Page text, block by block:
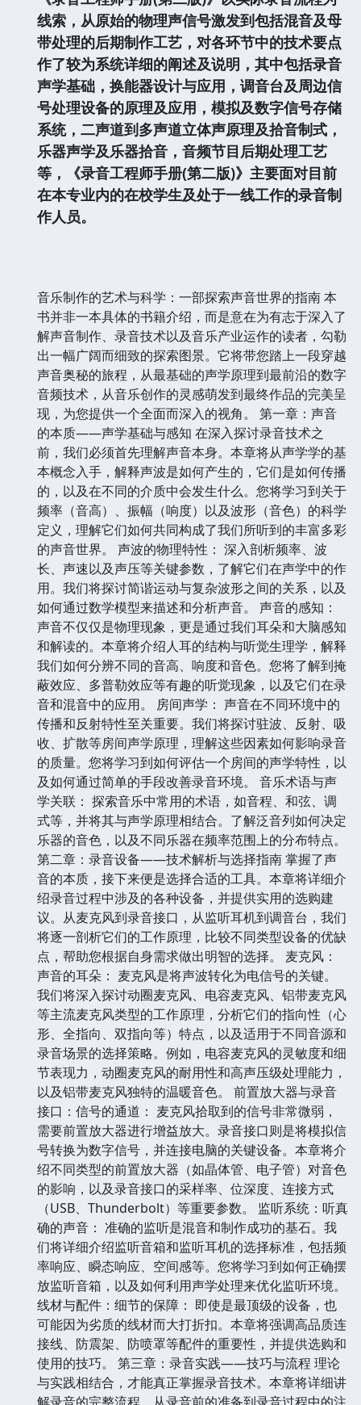
线索，从原始的物理声信号激发到包括混音及母
带处理的后期制作工艺，对各环节中的技术要点
作了较为系统详细的阐述及说明，其中包括录音
声学基础，换能器设计与应用，调音台及周边信
号处理设备的原理及应用，模拟及数字信号存储
系统，二声道到多声道立体声原理及拾音制式，
乐器声学及乐器拾音，音频节目后期处理工艺
等，《录音工程师手册(第二版)》主要面对目前
在本专业内的在校学生及处于一线工作的录音制
作人员。
音乐制作的艺术与科学：一部探索声音世界的指南 本
书并非一本具体的书籍介绍，而是意在为有志于深入了
解声音制作、录音技术以及音乐产业运作的读者，勾勒
出一幅广阔而细致的探索图景。它将带您踏上一段穿越
声音奥秘的旅程，从最基础的声学原理到最前沿的数字
音频技术，从音乐创作的灵感萌发到最终作品的完美呈
现，为您提供一个全面而深入的视角。 第一章：声音
的本质——声学基础与感知 在深入探讨录音技术之
前，我们必须首先理解声音本身。本章将从声学学的基
本概念入手，解释声波是如何产生的，它们是如何传播
的，以及在不同的介质中会发生什么。您将学习到关于
频率（音高）、振幅（响度）以及波形（音色）的科学
定义，理解它们如何共同构成了我们所听到的丰富多彩
的声音世界。 声波的物理特性： 深入剖析频率、波
长、声速以及声压等关键参数，了解它们在声学中的作
用。我们将探讨简谐运动与复杂波形之间的关系，以及
如何通过数学模型来描述和分析声音。 声音的感知：
声音不仅仅是物理现象，更是通过我们耳朵和大脑感知
和解读的。本章将介绍人耳的结构与听觉生理学，解释
我们如何分辨不同的音高、响度和音色。您将了解到掩
蔽效应、多普勒效应等有趣的听觉现象，以及它们在录
音和混音中的应用。 房间声学： 声音在不同环境中的
传播和反射特性至关重要。我们将探讨驻波、反射、吸
收、扩散等房间声学原理，理解这些因素如何影响录音
的质量。您将学习到如何评估一个房间的声学特性，以
及如何通过简单的手段改善录音环境。 音乐术语与声
学关联： 探索音乐中常用的术语，如音程、和弦、调
式等，并将其与声学原理相结合。了解泛音列如何决定
乐器的音色，以及不同乐器在频率范围上的分布特点。
第二章：录音设备——技术解析与选择指南 掌握了声
音的本质，接下来便是选择合适的工具。本章将详细介
绍录音过程中涉及的各种设备，并提供实用的选购建
议。从麦克风到录音接口，从监听耳机到调音台，我们
将逐一剖析它们的工作原理，比较不同类型设备的优缺
点，帮助您根据自身需求做出明智的选择。 麦克风：
声音的耳朵： 麦克风是将声波转化为电信号的关键。
我们将深入探讨动圈麦克风、电容麦克风、铝带麦克风
等主流麦克风类型的工作原理，分析它们的指向性（心
形、全指向、双指向等）特点，以及适用于不同音源和
录音场景的选择策略。例如，电容麦克风的灵敏度和细
节表现力，动圈麦克风的耐用性和高声压级处理能力，
以及铝带麦克风独特的温暖音色。 前置放大器与录音
接口：信号的通道： 麦克风拾取到的信号非常微弱，
需要前置放大器进行增益放大。录音接口则是将模拟信
号转换为数字信号，并连接电脑的关键设备。本章将介
绍不同类型的前置放大器（如晶体管、电子管）对音色
的影响，以及录音接口的采样率、位深度、连接方式
（USB、Thunderbolt）等重要参数。 监听系统：听真
确的声音： 准确的监听是混音和制作成功的基石。我
们将详细介绍监听音箱和监听耳机的选择标准，包括频
率响应、瞬态响应、空间感等。您将学习到如何正确摆
放监听音箱，以及如何利用声学处理来优化监听环境。
线材与配件：细节的保障： 即使是最顶级的设备，也
可能因为劣质的线材而大打折扣。本章将强调高品质连
接线、防震架、防喷罩等配件的重要性，并提供选购和
使用的技巧。 第三章：录音实践——技巧与流程 理论
与实践相结合，才能真正掌握录音技术。本章将详细讲